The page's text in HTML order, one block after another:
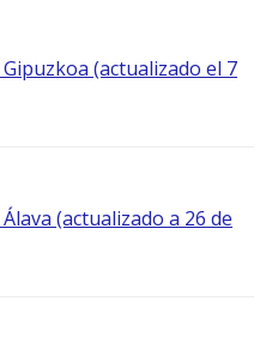
(actualizado el 7
(actualizado a 26 de